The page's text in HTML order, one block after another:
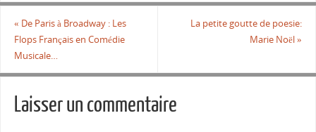
« De Paris à Broadway : Les
Flops Français en Comédie
Musicale…
La petite goutte de poesie:
Marie Noël»
Laisser un commentaire